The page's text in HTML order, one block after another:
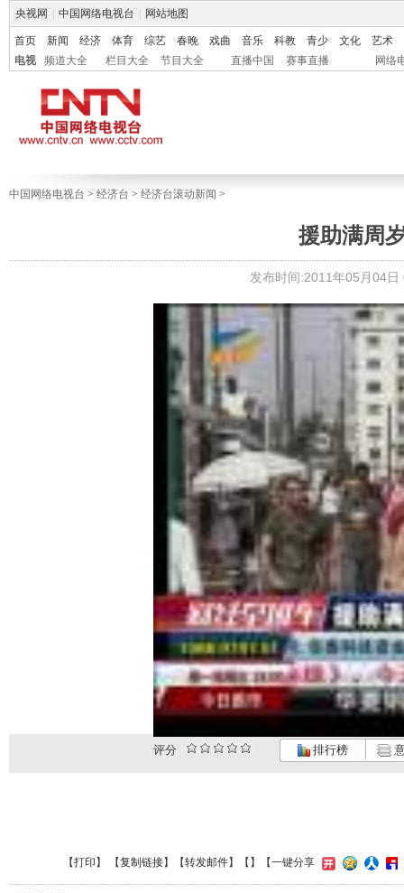
央视网 中国网络电视台 网站地图
首页 新闻 经济 体育 综艺 春晚 戏曲 音乐 科教 青少 文化
艺术
电视
频道大全 栏目大全 节目大全 直播中国 赛事直播 网络
中国网络电视台 > 经济台 > 经济台滚动新闻 >
援助满周
发布时间:2011年05月04
评分 排行榜
【打印 】 【复制链接】【转发邮件】【 】 【一键分享